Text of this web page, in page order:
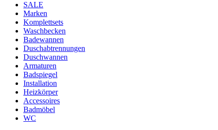
SALE
Marken
Komplettsets
Waschbecken
Badewannen
Duschabtrennungen
Duschwannen
Armaturen
Badspiegel
Installation
Heizkörper
Accessoires
Badmöbel
WC